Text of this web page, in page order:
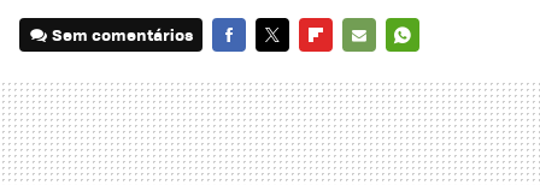
Sem comentários
MAIL